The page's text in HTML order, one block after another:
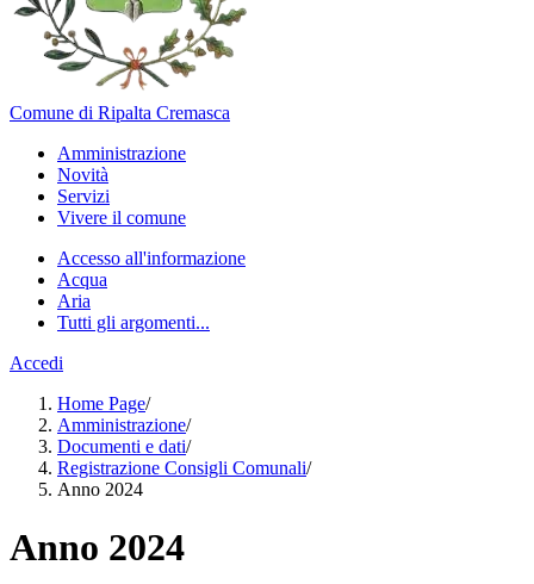
Comune di Ripalta Cremasca
Amministrazione
Novità
Servizi
Vivere il comune
Accesso all'informazione
Acqua
Aria
Tutti gli argomenti...
Accedi
Home Page/
Amministrazione/
Documenti e dati/
Registrazione Consigli Comunali/
Anno 2024
Anno 2024